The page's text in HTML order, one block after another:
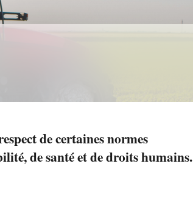
de certaines normes
de santé et de droits humains.